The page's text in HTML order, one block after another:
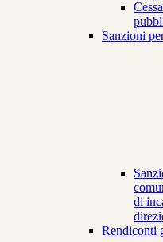
Sanzioni
di
Rendiconti